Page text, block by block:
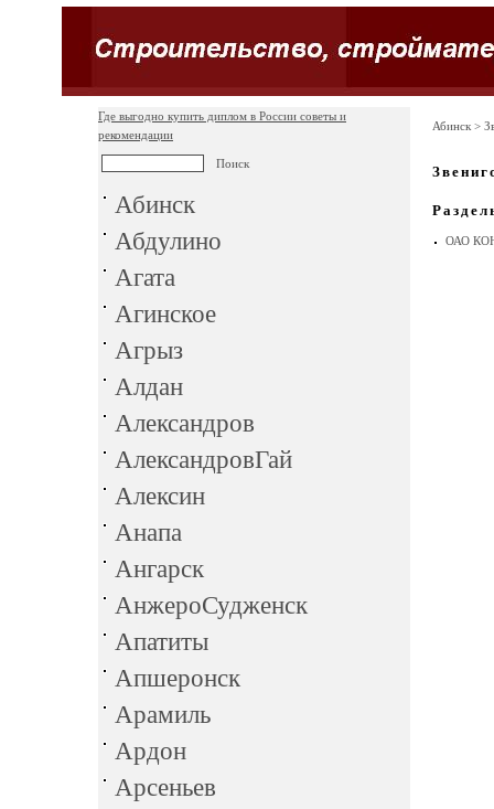
Где выгодно купить диплом в России советы и
рекомендации
Абинск
Абдулино
Агата
Агинское
Агрыз
Алдан
Александров
АлександровГай
Алексин
Анапа
Ангарск
АнжероСудженск
Апатиты
Апшеронск
Арамиль
Ардон
Арсеньев
Абинск >
ОАО